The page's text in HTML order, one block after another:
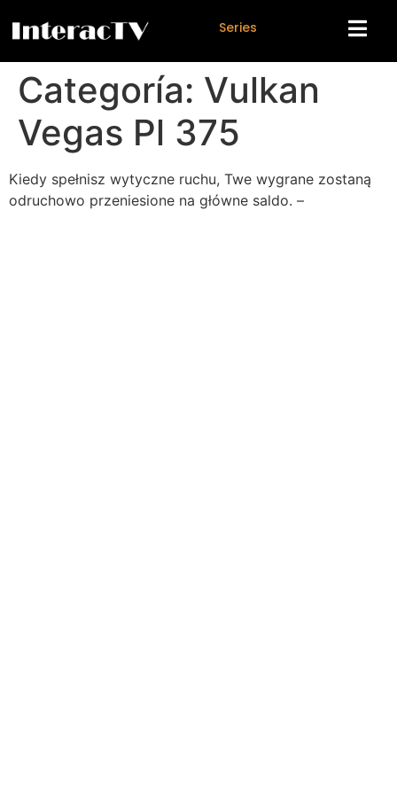
Series
Categoría: Vulkan
Vegas Pl 375
Kiedy spełnisz wytyczne ruchu, Twe wygrane zostaną
odruchowo przeniesione na główne saldo. –